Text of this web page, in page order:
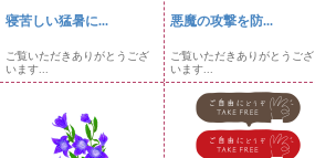
寝苦しい猛暑に...
ご覧いただきありがとうござ
います...
悪魔の攻撃を防...
ご覧いただきありがとうござ
います...